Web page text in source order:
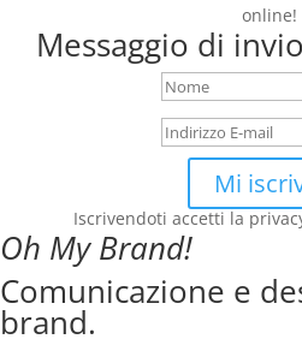
online!
Messaggio di
Mi
Iscrivendoti accetti la
Oh My Brand!
Comunicazione e
brand.